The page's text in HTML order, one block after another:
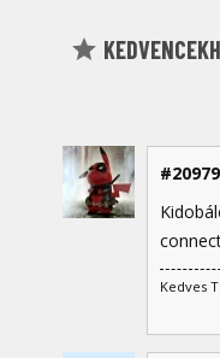
#20979
Kedves